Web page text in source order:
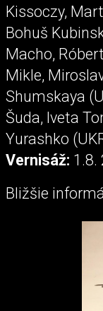
Kissoczy,
Bohuš
Macho,
Mikle,
Shumskaya
Šuda, Iveta
Yurashko
Vernisáž: 1.8.
Bližšie